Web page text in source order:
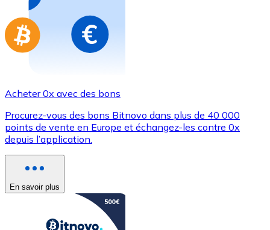
Aller à la boutique de cartes-cadeaux
Acheter 0x avec des bons
Procurez-vous des bons Bitnovo dans plus de 40 000
points de vente en Europe et échangez-les contre 0x
depuis l’application.
En savoir plus